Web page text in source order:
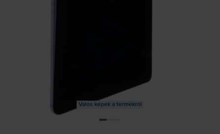
Valós képek a termékről